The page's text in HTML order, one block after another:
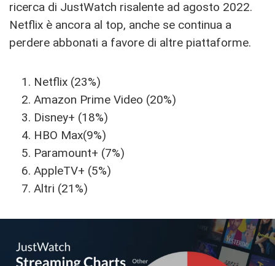
ricerca di JustWatch risalente ad agosto 2022.
Netflix è ancora al top, anche se continua a
perdere abbonati a favore di altre piattaforme.
Netflix (23%)
Amazon Prime Video (20%)
Disney+ (18%)
HBO Max(9%)
Paramount+ (7%)
AppleTV+ (5%)
Altri (21%)